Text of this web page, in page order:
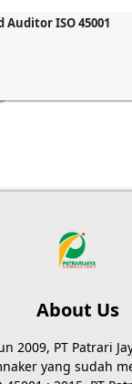
Auditor ISO 45001
About Us
2009, PT Patrari
yang sudah